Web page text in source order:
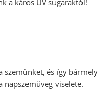
szemünket, és így bármely
napszemüveg viselete.